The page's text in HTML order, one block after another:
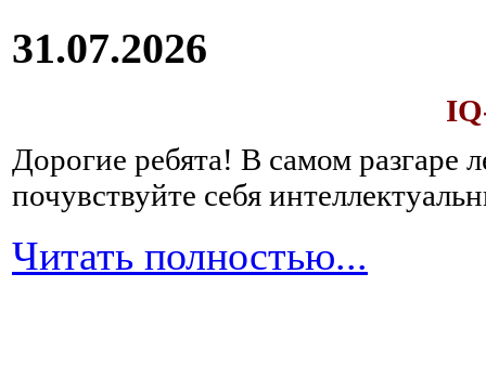
31.07.2026
Дорогие ребята! В самом разгаре
почувствуйте себя
Читать полностью...